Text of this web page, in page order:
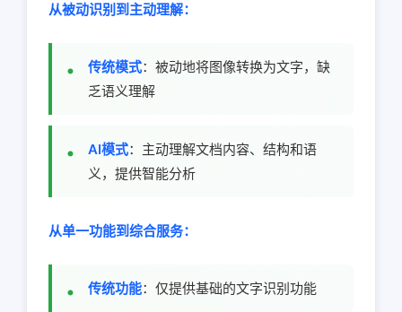
从被动识别到主动理解：
传统模式：被动地将图像转换为文字，缺
乏语义理解
AI模式：主动理解文档内容、结构和语
义，提供智能分析
从单一功能到综合服务：
传统功能：仅提供基础的文字识别功能